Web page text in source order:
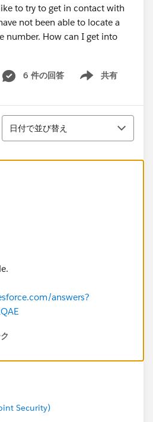
to try to get in contact with
not been able to locate a
number. How can I get into
6 件の回答 共有
Show menu
並び替え
日付で並び替え
answers?
Security)